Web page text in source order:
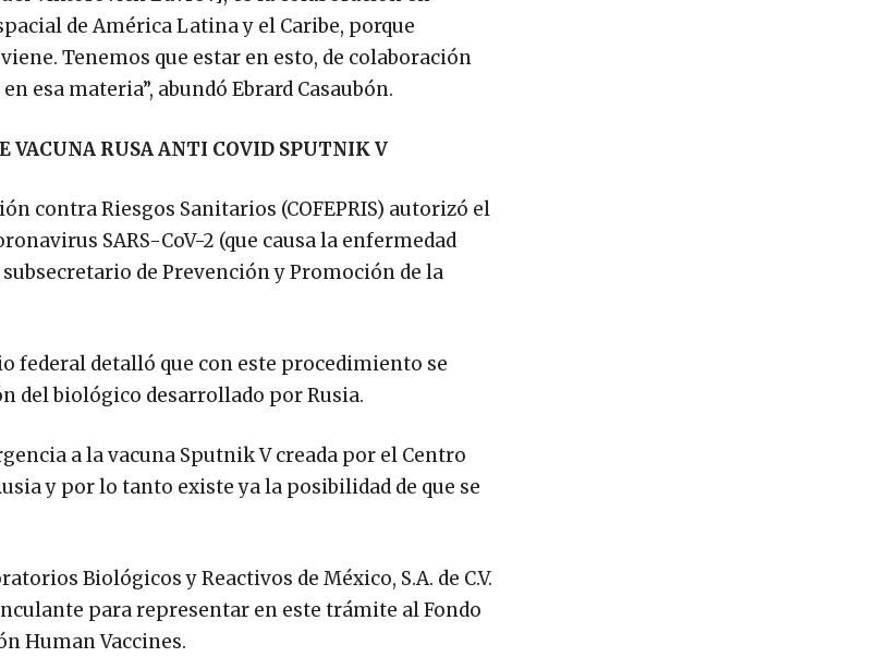
de América Latina y el Caribe, porque
Tenemos que estar en esto, de colaboración
esa materia”, abundó Ebrard Casaubón.
VACUNA RUSA ANTI COVID SPUTNIK V
contra Riesgos Sanitarios (COFEPRIS) autorizó el
SARS-CoV-2 (que causa la enfermedad
de Prevención y Promoción de la
federal detalló que con este procedimiento se
del biológico desarrollado por Rusia.
a la vacuna Sputnik V creada por el Centro
y por lo tanto existe ya la posibilidad de que se
Biológicos y Reactivos de México, S.A. de C.V.
para representar en este trámite al Fondo
Human Vaccines.